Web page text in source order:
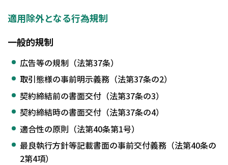
適用除外となる行為規制
一般的規制
広告等の規制（法第37条）
取引態様の事前明示義務（法第37条の2）
契約締結前の書面交付（法第37条の3）
契約締結時の書面交付（法第37条の4）
適合性の原則（法第40条第1号）
最良執行方針等記載書面の事前交付義務（法第40条の
2第4項）